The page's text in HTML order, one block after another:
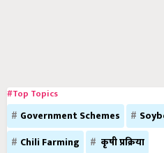
#Top Topics
Government Schemes
Chili Farming
कृषी प्रक्रिया